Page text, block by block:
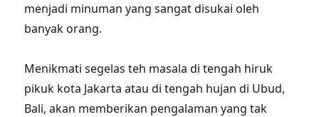
menjadi minuman yang sangat disukai oleh
banyak orang.
Menikmati segelas teh masala di tengah hiruk
pikuk kota Jakarta atau di tengah hujan di Ubud,
Bali, akan memberikan pengalaman yang tak